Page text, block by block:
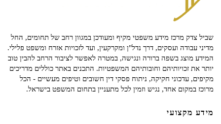
שביל צדק מרכז מידע משפטי מקיף ומעודכן במגוון רחב של תחומים, החל
מדיני עבודה ועסקים, דרך נדל"ן ומקרקעין, ועד לזכויות אזרח ומשפט פלילי.
המידע מוצג בשפה ברורה ונגישה, במטרה לאפשר לציבור הרחב להבין טוב
יותר את זכויותיהם וחובותיהם המשפטיות. התכנים באתר כוללים מדריכים
מקיפים, עדכוני חקיקה, ניתוח פסקי דין חשובים וטיפים מעשיים - הכל
מרוכז במקום אחד, נגיש וזמין לכל מתעניין בתחום המשפט בישראל.
מידע מקצועי